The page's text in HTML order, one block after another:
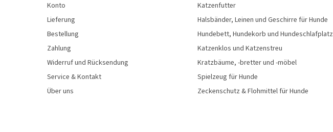
Konto
Lieferung
Bestellung
Zahlung
Widerruf und Rücksendung
Service & Kontakt
Über uns
Katzenfutter
Halsbänder, Leinen und Geschirre für Hunde
Hundebett, Hundekorb und Hundeschlafplatz
Katzenklos und Katzenstreu
Kratzbäume, -bretter und -möbel
Spielzeug für Hunde
Zeckenschutz & Flohmittel für Hunde